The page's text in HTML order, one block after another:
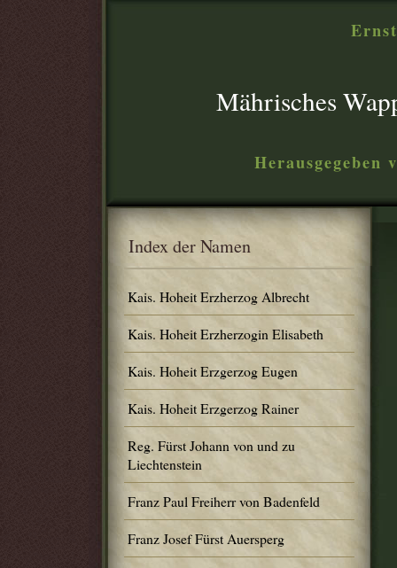
Mährisches
Index der Namen
Kais. Hoheit Erzherzog Albrecht
Kais. Hoheit Erzherzogin Elisabeth
Kais. Hoheit Erzgerzog Eugen
Kais. Hoheit Erzgerzog Rainer
Reg. Fürst Johann von und zu
Liechtenstein
Franz Paul Freiherr von Badenfeld
Franz Josef Fürst Auersperg